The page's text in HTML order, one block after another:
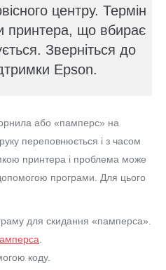
центру. Термін
принтера, що вбирає
Зверніться до
Epson.
або «памперс» на
переповнюється і з часом
принтера і проблема може
програми. Для цього
для скидання «памперса».
коду.